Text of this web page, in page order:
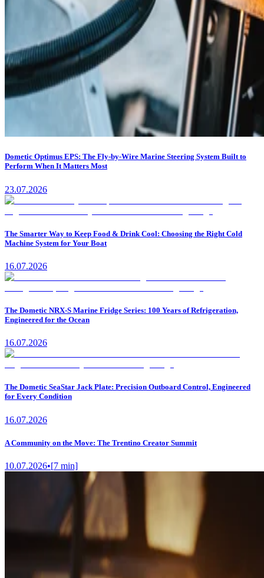
Dometic Optimus EPS: The Fly-by-Wire Marine Steering System Built to
Perform When It Matters Most
23.07.2026
The Smarter Way to Keep Food & Drink Cool: Choosing the Right Cold
Machine System for Your Boat
16.07.2026
The Dometic NRX-S Marine Fridge Series: 100 Years of Refrigeration,
Engineered for the Ocean
16.07.2026
The Dometic SeaStar Jack Plate: Precision Outboard Control, Engineered
for Every Condition
16.07.2026
A Community on the Move: The Trentino Creator Summit
10.07.2026•[7 min]